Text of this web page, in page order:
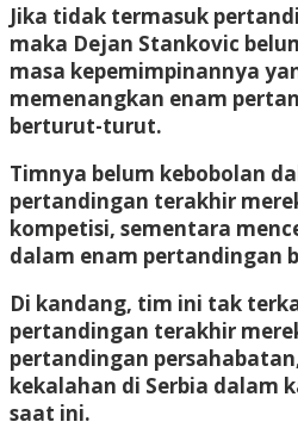
Jika tidak termasuk
maka Dejan Stankovic
masa kepemimpinannya
memenangkan enam
berturut-turut.
Timnya belum kebobolan
pertandingan terakhir
kompetisi, sementara
dalam enam pertandingan
Di kandang, tim ini tak
pertandingan terakhir
pertandingan
kekalahan di Serbia dalam
saat ini.